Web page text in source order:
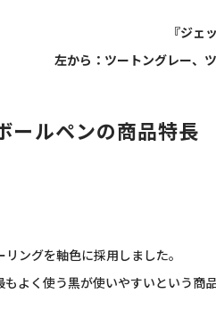
『ジェ
左から：ツートングレー、
ールペンの商品特長
ングを軸色に採用しました。
よく使う黒が使いやすいという商